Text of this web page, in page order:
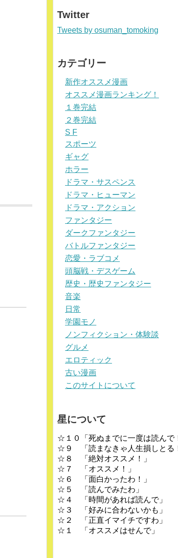
Twitter
Tweets by osuman_tomoking
カテゴリー
新作オススメ漫画
オススメ漫画ランキング！
１巻完結
２巻完結
S F
スポーツ
ギャグ
ホラー
ドラマ・サスペンス
ドラマ・ヒューマン
ドラマ・アクション
ファンタジー
ダークファンタジー
バトルファンタジー
恋愛・ラブコメ
頭脳戦・デスゲーム
歴史・歴史ファンタジー
音楽
日常
学園モノ
ノンフィクション・体験談
グルメ
エロティック
古い漫画
このサイトについて
星について
☆１０「死ぬまでに一度は読んで
☆９ 「読まなきゃ人生損しとる
☆８ 「絶対オススメ！」
☆７ 「オススメ！」
☆６ 「面白かったわ！」
☆５ 「読んでみたわ」
☆４ 「時間があれば読んで」
☆３ 「好みに合わないかも」
☆２ 「正直イマイチですわ」
☆１ 「オススメはせんで」